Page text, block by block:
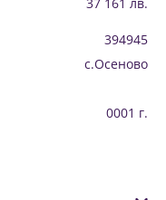
37 161 лв.
394945
с.Осеново
0001 г.